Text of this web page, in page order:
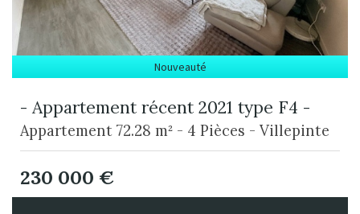
Nouveauté
- Appartement récent 2021 type F4 -
Appartement 72.28 m² - 4 Pièces - Villepinte
230 000 €